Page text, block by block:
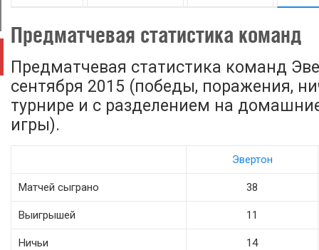
Предматчевая статистика команд
Предматчевая статистика команд
сентября 2015 (победы, поражения,
турнире и с разделением на
игры).
Эвертон
Матчей сыграно 38
Выигрышей 11
Ничьи 14